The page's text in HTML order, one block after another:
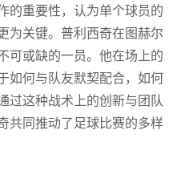
的重要性，认为单个球员的
为关键。普利西奇在图赫尔
可或缺的一员。他在场上的
如何与队友默契配合，如何
过这种战术上的创新与团队
共同推动了足球比赛的多样